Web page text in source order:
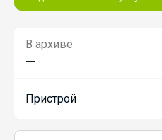
В архиве
—
Пристрой